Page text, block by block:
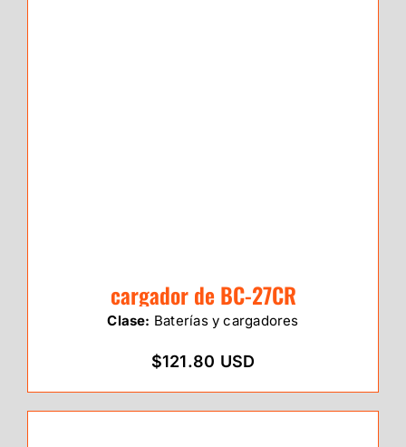
cargador de BC-27CR
Clase: Baterías y cargadores
$121.80 USD